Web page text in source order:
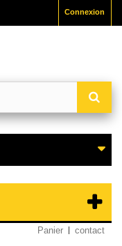
Connexion
Panier contact